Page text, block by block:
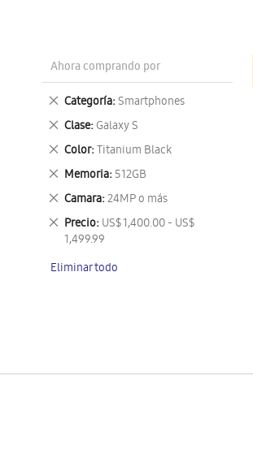
Ahora comprando por
Categoría Smartphones
Eliminar
este
artículo
Clase Galaxy S
Eliminar
este
artículo
Color Titanium Black
Eliminar
este
artículo
Memoria 512GB
Eliminar
este
artículo
Camara 24MP o más
Eliminar
este
artículo
Precio US$ 1,400.00 - US$
1,499.99
Eliminar
este
Eliminar todo